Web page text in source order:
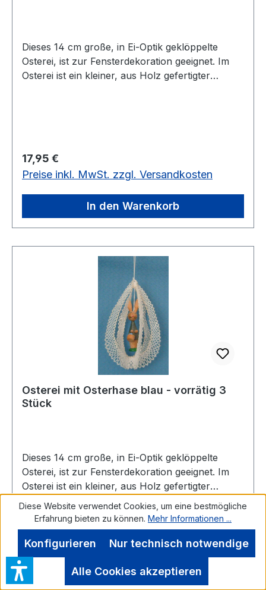
Dieses 14 cm große, in Ei-Optik geklöppelte
Osterei, ist zur Fensterdekoration geeignet. Im
Osterei ist ein kleiner, aus Holz gefertigter
Regulärer Preis:
17,95 €
Preise inkl. MwSt. zzgl. Versandkosten
In den Warenkorb
Osterei mit Osterhase blau - vorrätig 3
Stück
Dieses 14 cm große, in Ei-Optik geklöppelte
Osterei, ist zur Fensterdekoration geeignet. Im
Osterei ist ein kleiner, aus Holz gefertigter
Osterhase, eingearbeitet. Osterhase und Rand
vom Osterei haben die gleiche Farbe.vorrätig: 3
Stück
Regulärer Preis:
17,95 €
Preise inkl. MwSt. zzgl. Versandkosten
Diese Website verwendet Cookies, um eine bestmögliche
Erfahrung bieten zu können. Mehr Informationen ...
Nur technisch notwendige
Konfigurieren
Alle Cookies akzeptieren